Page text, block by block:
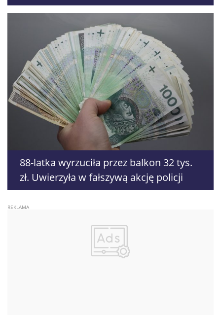
letniego obywatela Ukrainy
88-latka wyrzuciła przez balkon 32 tys.
zł. Uwierzyła w fałszywą akcję policji